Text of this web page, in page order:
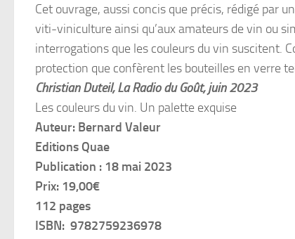
Cet ouvrage, aussi concis que précis, rédigé par
viti-viniculture ainsi qu’aux amateurs de vin ou
interrogations que les couleurs du vin suscitent.
protection que confèrent les bouteilles en verre
Christian Duteil, La Radio du Goût, juin 2023
Les couleurs du vin. Un palette exquise
Auteur: Bernard Valeur
Editions Quae
Publication : 18 mai 2023
Prix: 19,00€
112 pages
ISBN: 9782759236978